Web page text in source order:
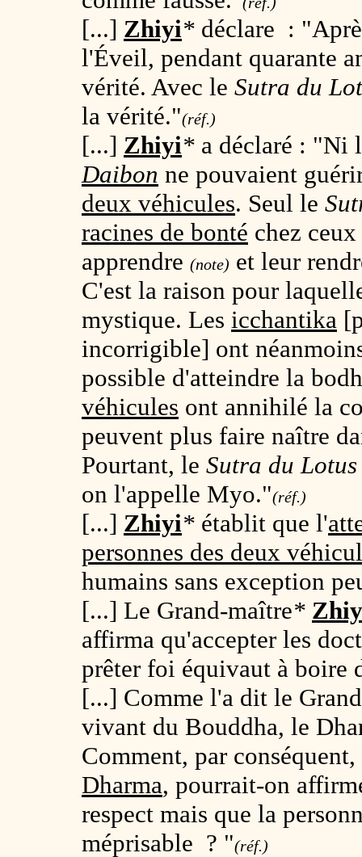
[...] Zhiyi* déclare :
l'Éveil, pendant quarante
vérité. Avec le Sutra du
la vérité."(réf.)
[...] Zhiyi* a déclaré : "Ni
Daibon ne pouvaient
deux véhicules. Seul le
racines de bonté chez
apprendre (note) et leur
C'est la raison pour
mystique. Les icchantika
incorrigible] ont
possible d'atteindre la
véhicules ont annihilé la
peuvent plus faire naître
Pourtant, le Sutra du Lotus
on l'appelle Myo."(réf.)
[...] Zhiyi* établit que l'
personnes des deux
humains sans exception
[...] Le Grand-maître*
affirma qu'accepter les
prêter foi équivaut à boire
[...] Comme l'a dit le
vivant du Bouddha, le
Comment, par
Dharma, pourrait-on
respect mais que la
méprisable ? "(réf.)